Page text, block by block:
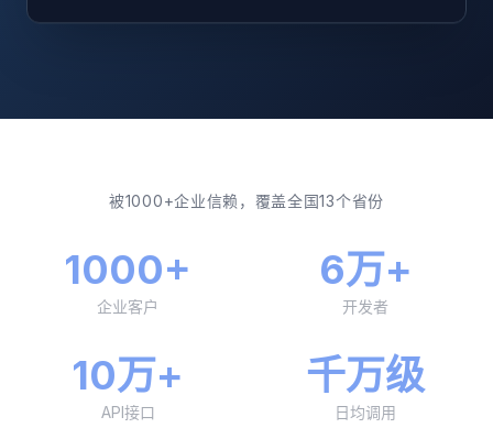
被1000+企业信赖，覆盖全国13个省份
1000+
企业客户
6万+
开发者
10万+
API接口
千万级
日均调用